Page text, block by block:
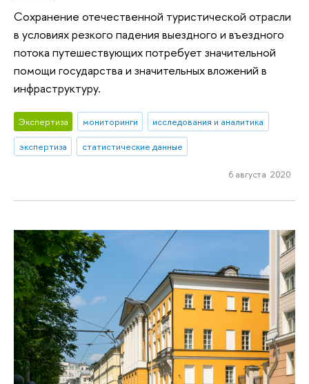
Сохранение отечественной туристической отрасли
в условиях резкого падения выездного и въездного
потока путешествующих потребует значительной
помощи государства и значительных вложений в
инфраструктуру.
Экспертиза мониторинги
исследования и аналитика
экспертиза
статистические данные
6 августа 2020